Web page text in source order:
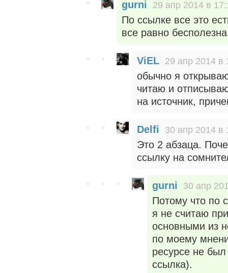
gurni 29 апр 2014 в
По ссылке все это
все равно
ViEL 29 апр 2014 в
обычно я
читаю и
на источник,
Delfi 30 апр 2014 в
Это 2 абзаца.
ссылку на
gurni 30 апр
Потому что по
я не считаю
основными из
по моему
ресурсе не
ссылка).